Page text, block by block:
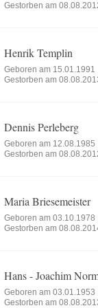
Gestorben am
Henrik Templin
Geboren am 15.01.1991
Gestorben am
Dennis Perleberg
Geboren am 12.08.1985
Gestorben am
Maria Briesemeister
Geboren am 03.10.1978
Gestorben am
Hans - Joachim
Geboren am 03.01.1953
Gestorben am